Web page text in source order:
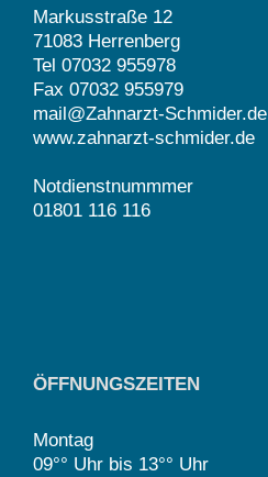
Markusstraße 12
71083 Herrenberg
Tel 07032 955978
Fax 07032 955979
mail@Zahnarzt-Schmider.de
www.zahnarzt-schmider.de
Notdienstnummmer
01801 116 116
ÖFFNUNGSZEITEN
Montag
09°° Uhr bis 13°° Uhr